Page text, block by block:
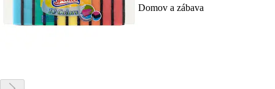
Domov a zábava